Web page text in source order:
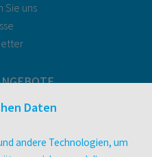
Sie uns
Daten
andere Technologien, um